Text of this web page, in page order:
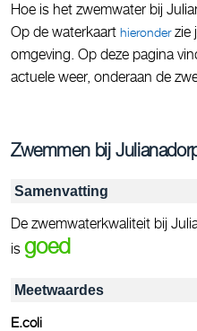
Hoe is het zwemwater bij
Op de waterkaart hieronderzie
omgeving. Op deze pagina
actuele weer, onderaan de
Zwemmen bij
Samenvatting
De zwemwaterkwaliteit bij
is goed
Meetwaardes
E.coli